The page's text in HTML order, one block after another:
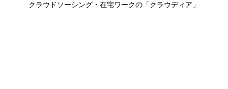
クラウドソーシング・在宅ワークの「クラウディア」